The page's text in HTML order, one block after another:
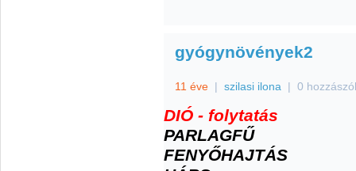
gyógynövények2
11 éve | szilasi ilona | 0
DIÓ - folytatás
PARLAGFŰ
FENYŐHAJTÁS